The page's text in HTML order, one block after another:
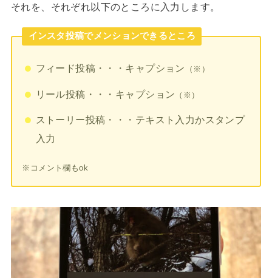
それを、それぞれ以下のところに入力します。
インスタ投稿でメンションできるところ
フィード投稿・・・キャプション （※）
リール投稿・・・キャプション （※）
ストーリー投稿・・・テキスト入力かスタンプ
入力
※コメント欄もok